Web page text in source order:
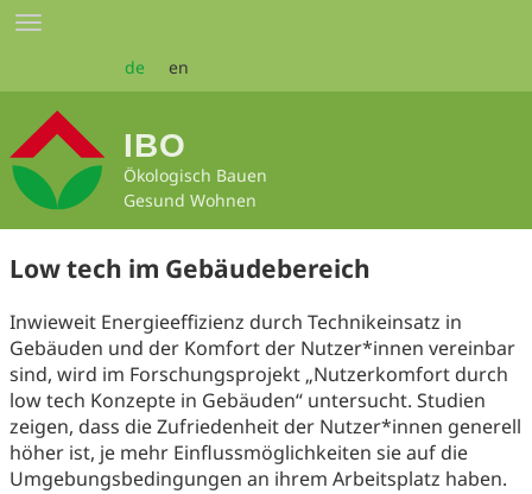
Zum
Seiteninhalt
Toggle
de en
IBO
Ökologisch Bauen
Gesund Wohnen
Low tech im Gebäudebereich
Inwieweit Energieeffizienz durch Technikeinsatz in
Gebäuden und der Komfort der Nutzer*innen vereinbar
sind, wird im Forschungsprojekt „Nutzerkomfort durch
low tech Konzepte in Gebäuden“ untersucht. Studien
zeigen, dass die Zufriedenheit der Nutzer*innen generell
höher ist, je mehr Einflussmöglichkeiten sie auf die
Umgebungsbedingungen an ihrem Arbeitsplatz haben.